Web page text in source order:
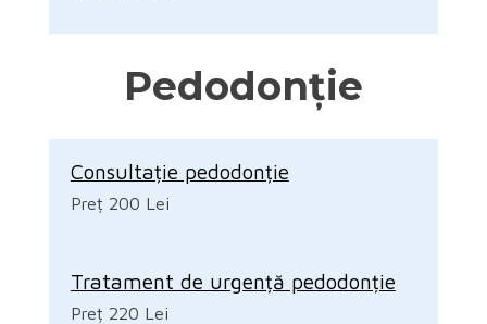
Pedodonție
Consultație pedodonție
Preț 200 Lei
Tratament de urgență pedodonție
Preț 220 Lei